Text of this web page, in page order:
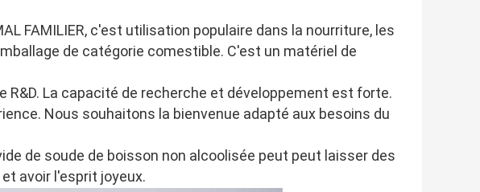
FAMILIER, c'est utilisation populaire dans la nourriture, les
de catégorie comestible. C'est un matériel de
R&D. La capacité de recherche et développement est forte.
Nous souhaitons la bienvenue adapté aux besoins du
de soude de boisson non alcoolisée peut peut laisser des
avoir l'esprit joyeux.